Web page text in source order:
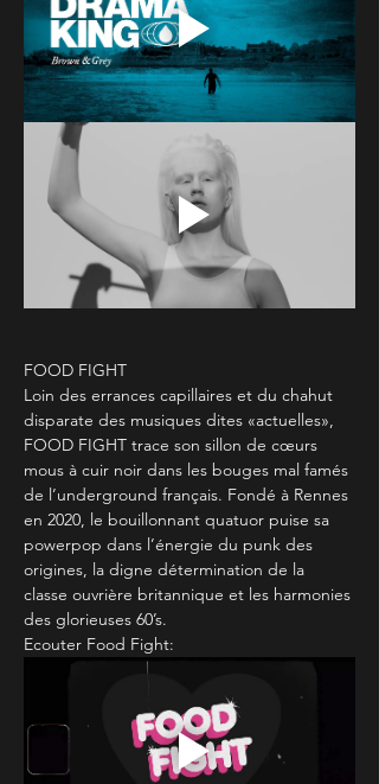
FOOD FIGHT
Loin des errances capillaires et du chahut
disparate des musiques dites «actuelles»,
FOOD FIGHT trace son sillon de cœurs
mous à cuir noir dans les bouges mal famés
de l’underground français. Fondé à Rennes
en 2020, le bouillonnant quatuor puise sa
powerpop dans l’énergie du punk des
origines, la digne détermination de la
classe ouvrière britannique et les harmonies
des glorieuses 60’s.
Ecouter Food Fight: